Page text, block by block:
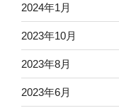
2024年1月
2023年10月
2023年8月
2023年6月